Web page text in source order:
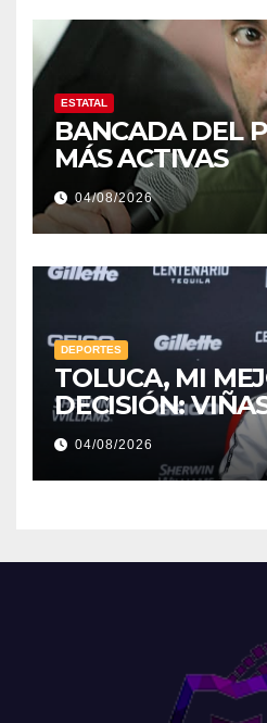
ESTATAL
BANCADA DEL
MÁS ACTIVAS
04/08/2026
DEPORTES
TOLUCA, MI
DECISIÓN:
04/08/2026